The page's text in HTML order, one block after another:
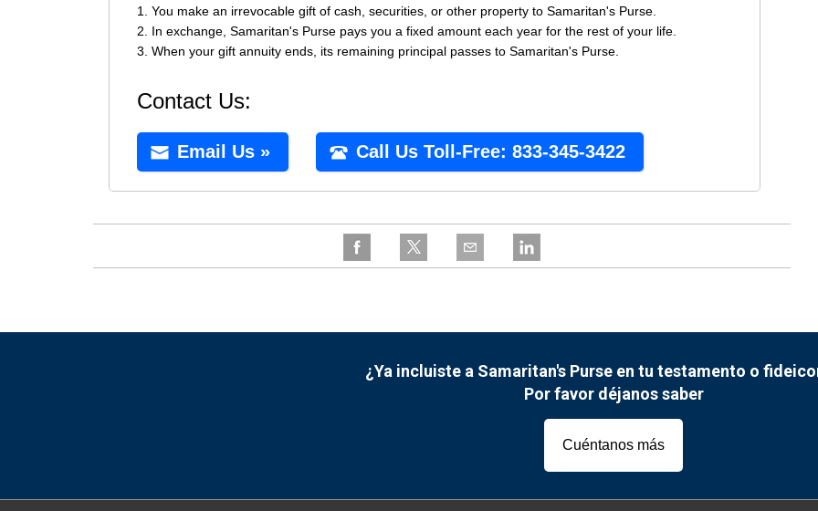
¿Ya incluiste a Samaritan's Purse en tu testamento o
Por favor déjanos saber
Cuéntanos más